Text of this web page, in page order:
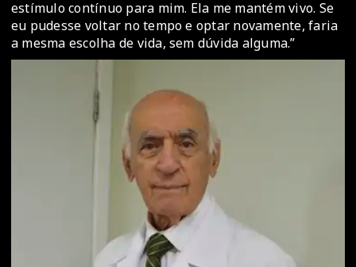
estímulo contínuo para mim. Ela me mantém vivo. Se
eu pudesse voltar no tempo e optar novamente, faria
a mesma escolha de vida, sem dúvida alguma.”